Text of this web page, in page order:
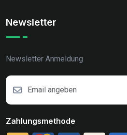
Newsletter
Newsletter Anmeldung
Zahlungsmethode